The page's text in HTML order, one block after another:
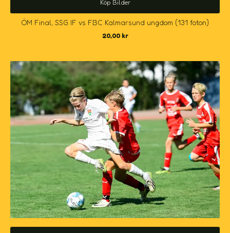
Köp Bilder
ÖM Final, SSG IF vs FBC Kalmarsund ungdom (131 foton)
20,00 kr